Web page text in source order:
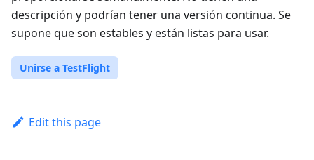
descripción y podrían tener una versión continua. Se
supone que son estables y están listas para usar.
Unirse a TestFlight
Edit this page